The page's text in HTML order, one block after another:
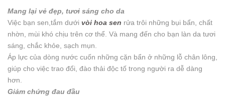
Mang lại vẻ đẹp, tươi sáng cho da
Việc bạn sen,tắm dưới vòi hoa sen rửa trôi những bụi bẩn, chất
nhờn, mùi khó chịu trên cơ thể. Và mang đến cho bạn làn da tươi
sáng, chắc khỏe, sạch mụn.
Áp lực của dòng nước cuốn những cặn bẩn ở những lỗ chân lông,
giúp cho việc trao đổi, đào thải độc tố trong người ra dễ dàng
hơn.
Giảm chứng đau đầu